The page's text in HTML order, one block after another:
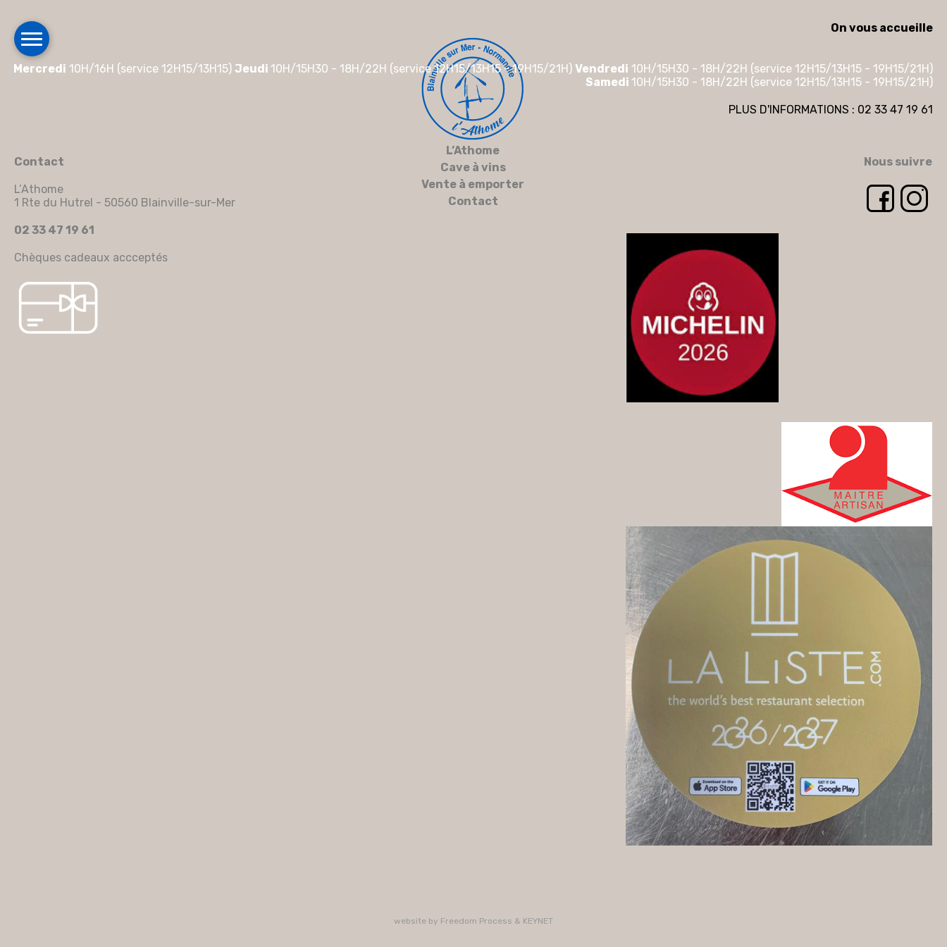
On vous accueille
Mercredi 10H/16H (service 12H15/13H15) Jeudi 10H/15H30 - 18H/22H (service 12H15/13H15 - 19H15/21H) Vendredi 10H/15H30 - 18H/22H (service 12H15/13H15 - 19H15/21H)
Samedi 10H/15H30 - 18H/22H (service 12H15/13H15 - 19H15/21H)
PLUS D'INFORMATIONS : 02 33 47 19 61
Contact
L’Athome
1 Rte du Hutrel - 50560 Blainville-sur-Mer
02 33 47 19 61
Chèques cadeaux accceptés
L’Athome
Cave à vins
Vente à emporter
Contact
Nous suivre
website by Freedom Process & KEYNET